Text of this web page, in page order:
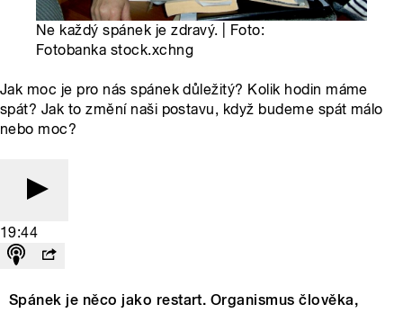
Ne každý spánek je zdravý. | Foto:
Fotobanka stock.xchng
Jak moc je pro nás spánek důležitý? Kolik hodin máme
spát? Jak to změní naši postavu, když budeme spát málo
nebo moc?
19:44
Spánek je něco jako restart. Organismus člověka,